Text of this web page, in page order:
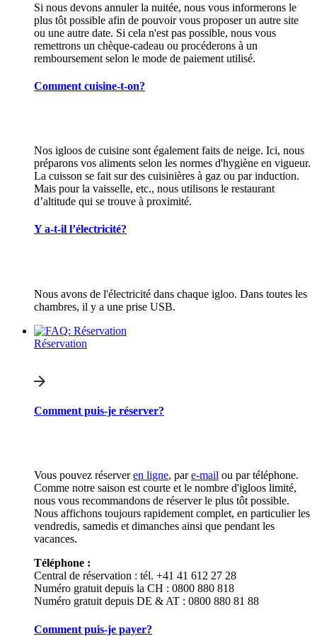
Si nous devons annuler la nuitée, nous vous informerons le
plus tôt possible afin de pouvoir vous proposer un autre site
ou une autre date. Si cela n'est pas possible, nous vous
remettrons un chèque-cadeau ou procéderons à un
remboursement selon le mode de paiement utilisé.
Comment cuisine-t-on?
Nos igloos de cuisine sont également faits de neige. Ici, nous
préparons vos aliments selon les normes d'hygiène en vigueur.
La cuisson se fait sur des cuisinières à gaz ou par induction.
Mais pour la vaisselle, etc., nous utilisons le restaurant
d’altitude qui se trouve à proximité.
Y a-t-il l’électricité?
Nous avons de l'électricité dans chaque igloo. Dans toutes les
chambres, il y a une prise USB.
Réservation
Comment puis-je réserver?
Vous pouvez réserveren ligne, pare-mail ou par téléphone.
Comme notre saison est courte et le nombre d'igloos limité,
nous vous recommandons de réserver le plus tôt possible.
Nous affichons toujours rapidement complet, en particulier les
vendredis, samedis et dimanches ainsi que pendant les
vacances.
Téléphone :
Central de réservation : tél. +41 41 612 27 28
Numéro gratuit depuis la CH : 0800 880 818
Numéro gratuit depuis DE & AT : 0800 880 81 88
Comment puis-je payer?